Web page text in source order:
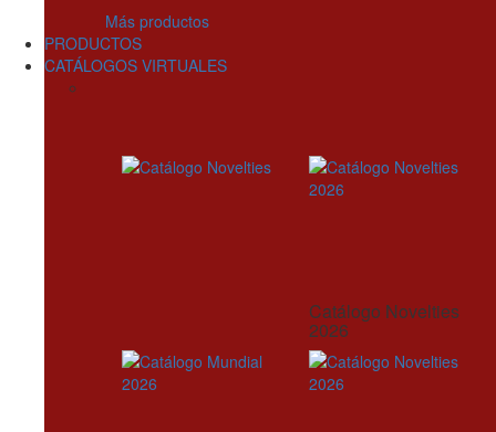
Más productos
PRODUCTOS
CATÁLOGOS VIRTUALES
Catálogo Novelties
2026